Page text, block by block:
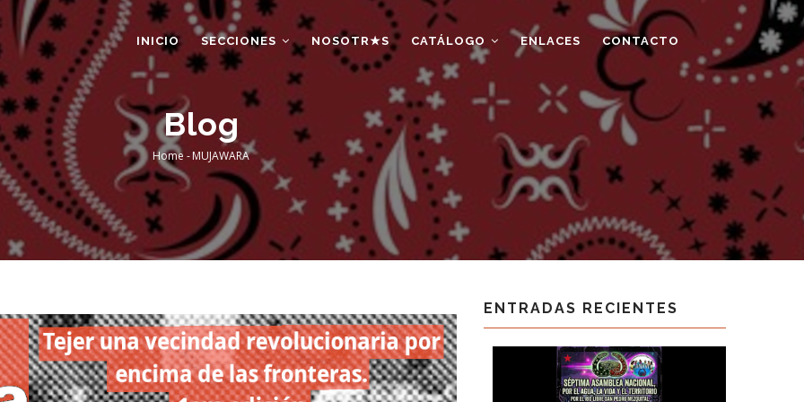
INICIO SECCIONES NOSOTR★S CATÁLOGO ENLACES CONTACTO
Blog
Breadcrumb
Home -MUJAWARA
ENTRADAS RECIENTES